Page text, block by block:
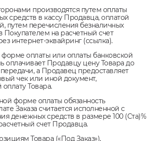
производятся путем оплаты
средств в кассу Продавца, оплатой
путем перечисления безналичных
Покупателем на расчетный счет
интернет-эквайринг (ссылка).
оплаты или оплаты банковской
оплачивает Продавцу цену Товара до
а Продавец предоставляет
чек или иной документ,
Товара.
форме оплаты обязанность
Заказа считается исполненной с
денежных средств в размере 100 (Ста)%
счет Продавца.
Товара («Под Заказ»),